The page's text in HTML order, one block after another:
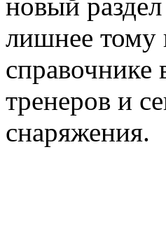
лишнее тому
тренеров и
снаряжения.